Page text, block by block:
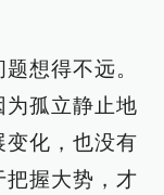
想得不远。
为孤立静止地
变化，也没有
把握大势，才